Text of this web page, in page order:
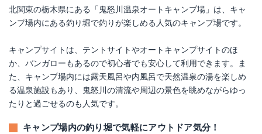
北関東の栃木県にある「鬼怒川温泉オートキャンプ場」は、キャ
ンプ場内にある釣り堀で釣りが楽しめる人気のキャンプ場です。
キャンプサイトは、テントサイトやオートキャンプサイトのほ
か、バンガローもあるので初心者でも安心して利用できます。ま
た、キャンプ場内には露天風呂や内風呂で天然温泉の湯を楽しめ
る温泉施設もあり、鬼怒川の清流や周辺の景色を眺めながらゆっ
たりと過ごせるのも人気です。
キャンプ場内の釣り堀で気軽にアウトドア気分！